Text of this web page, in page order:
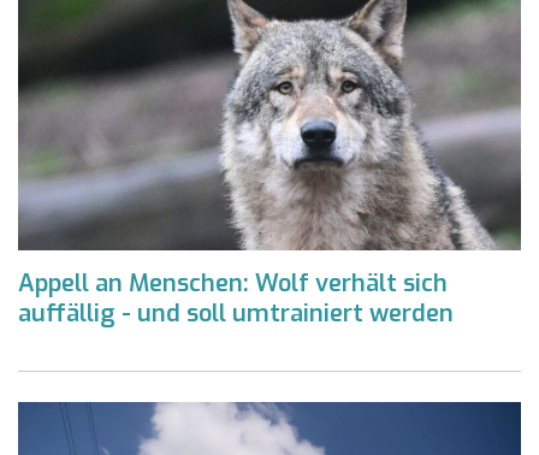
Appell an Menschen: Wolf verhält sich
auffällig - und soll umtrainiert werden